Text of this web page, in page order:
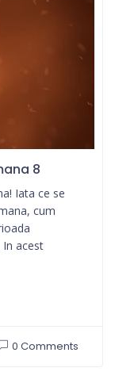
8
Iata ce se
cum
acest
0 Comments